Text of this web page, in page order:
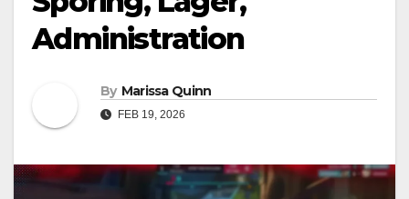
Administration
By Marissa Quinn
FEB 19, 2026